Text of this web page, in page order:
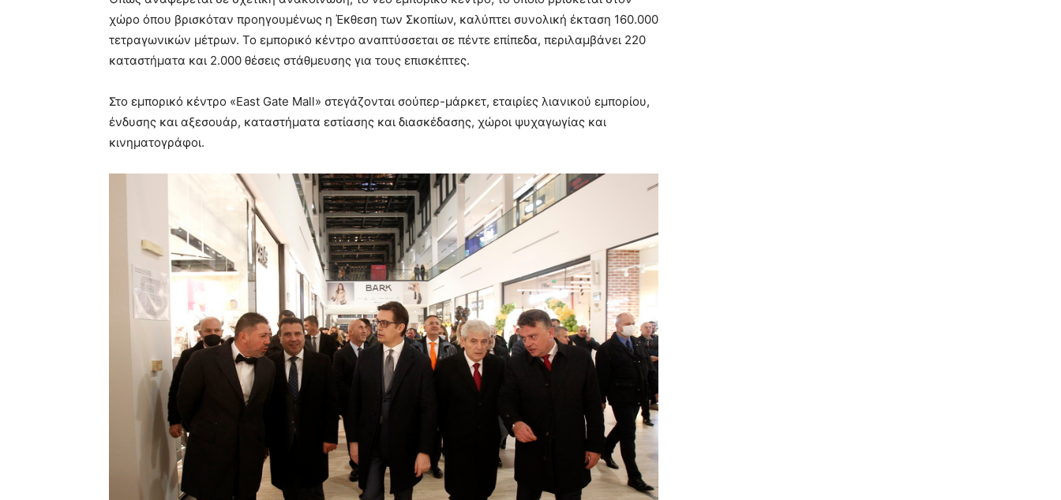
χώρο όπου βρισκόταν προηγουμένως η Έκθεση των Σκοπίων, καλύπτει συνολική έκταση 160.000
τετραγωνικών μέτρων. Το εμπορικό κέντρο αναπτύσσεται σε πέντε επίπεδα, περιλαμβάνει 220
καταστήματα και 2.000 θέσεις στάθμευσης για τους επισκέπτες.
Στο εμπορικό κέντρο «East Gate Mall» στεγάζονται σούπερ-μάρκετ, εταιρίες λιανικού εμπορίου,
ένδυσης και αξεσουάρ, καταστήματα εστίασης και διασκέδασης, χώροι ψυχαγωγίας και
κινηματογράφοι.